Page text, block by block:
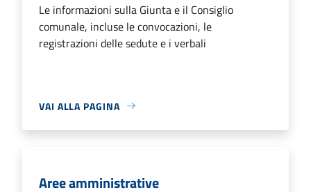
Le informazioni sulla Giunta e il Consiglio
comunale, incluse le convocazioni, le
registrazioni delle sedute e i verbali
VAI ALLA PAGINA
Aree amministrative